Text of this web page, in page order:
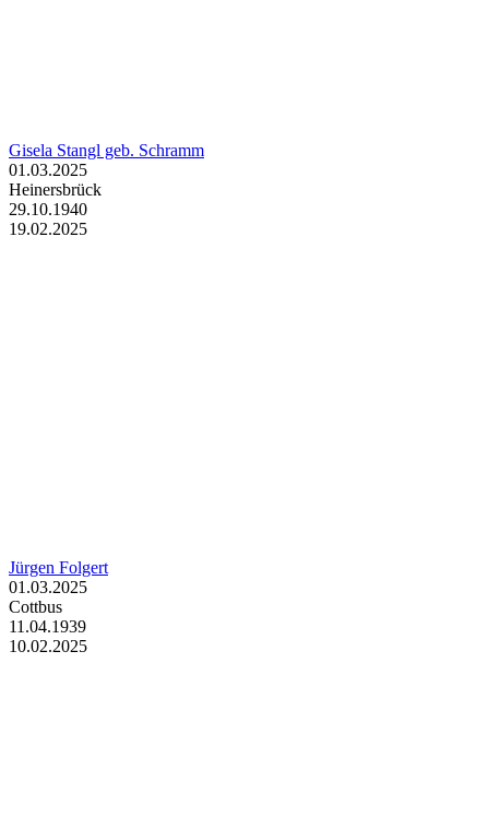
Gisela Stangl geb. Schramm
01.03.2025
Heinersbrück
29.10.1940
19.02.2025
Jürgen Folgert
01.03.2025
Cottbus
11.04.1939
10.02.2025